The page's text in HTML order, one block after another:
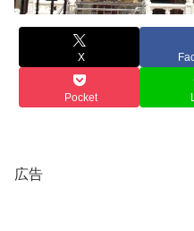
X
Pocket
広告